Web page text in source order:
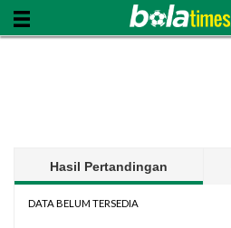
Hasil Pertandingan
DATA BELUM TERSEDIA